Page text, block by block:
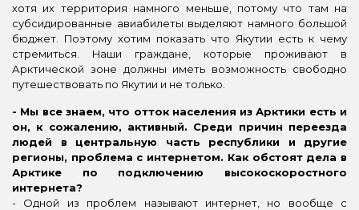
хотя их территория намного меньше, потому что там на
субсидированные авиабилеты выделяют намного большой
бюджет. Поэтому хотим показать что Якутии есть к чему
стремиться. Наши граждане, которые проживают в
Арктической зоне должны иметь возможность свободно
путешествовать по Якутии и не только.
- Мы все знаем, что отток населения из Арктики есть и
он, к сожалению, активный. Среди причин переезда
людей в центральную часть республики и другие
регионы, проблема с интернетом. Как обстоят дела в
Арктике по подключению высокоскоростного
интернета?
- Одной из проблем называют интернет, но вообще с